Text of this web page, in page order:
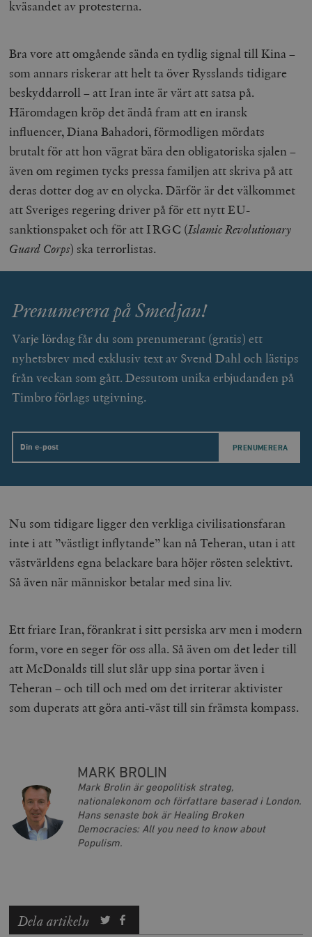
kväsandet av protesterna.
Bra vore att omgående sända en tydlig signal till Kina –
som annars riskerar att helt ta över Rysslands tidigare
beskyddarroll – att Iran inte är värt att satsa på.
Häromdagen kröp det ändå fram att en iransk
influencer, Diana Bahadori, förmodligen mördats
brutalt för att hon vägrat bära den obligatoriska sjalen –
även om regimen tycks pressa familjen att skriva på att
deras dotter dog av en olycka. Därför är det välkommet
att Sveriges regering driver på för ett nytt EU-
sanktionspaket och för att IRGC (Islamic Revolutionary
Guard Corps) ska terrorlistas.
Prenumerera på Smedjan!
Varje lördag får du som prenumerant (gratis) ett
nyhetsbrev med exklusiv text av Svend Dahl och lästips
från veckan som gått. Dessutom unika erbjudanden på
Timbro förlags utgivning.
Email
Nu som tidigare ligger den verkliga civilisationsfaran
inte i att ”västligt inflytande” kan nå Teheran, utan i att
västvärldens egna belackare bara höjer rösten selektivt.
Så även när människor betalar med sina liv.
Ett friare Iran, förankrat i sitt persiska arv men i modern
form, vore en seger för oss alla. Så även om det leder till
att McDonalds till slut slår upp sina portar även i
Teheran – och till och med om det irriterar aktivister
som duperats att göra anti-väst till sin främsta kompass.
MARK BROLIN
Mark Brolin är geopolitisk strateg,
nationalekonom och författare baserad i London.
Hans senaste bok är Healing Broken
Democracies: All you need to know about
Populism.
Dela artikeln
Strikt nödvändiga kakor tillåter
Namn
Leverantör
/ Domän
woocommerce_cart_hash
Automattic
_hjFirstSeen
Hotjar Ltd
.timbro.se
woocommerce_items_in_cart
wp_woocommerce_session_[abcdef0123456789]
{32}
timbro.se
__cf_bm
_hjAbsoluteSessionInProgress
Hotjar Ltd
.timbro.se
__cf_bm
Cloudflare
.vimeo.com
_ga
Namn